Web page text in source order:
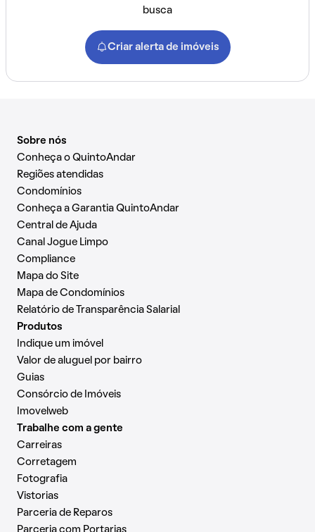
busca
Criar alerta de imóveis
Sobre nós
Conheça o QuintoAndar
Regiões atendidas
Condomínios
Conheça a Garantia QuintoAndar
Central de Ajuda
Canal Jogue Limpo
Compliance
Mapa do Site
Mapa de Condomínios
Relatório de Transparência Salarial
Produtos
Indique um imóvel
Valor de aluguel por bairro
Guias
Consórcio de Imóveis
Imovelweb
Trabalhe com a gente
Carreiras
Corretagem
Fotografia
Vistorias
Parceria de Reparos